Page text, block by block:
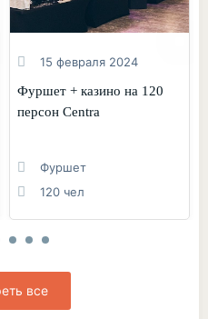
15 февраля 2024
Фуршет + казино на 120
персон Centra
Фуршет
120 чел
все